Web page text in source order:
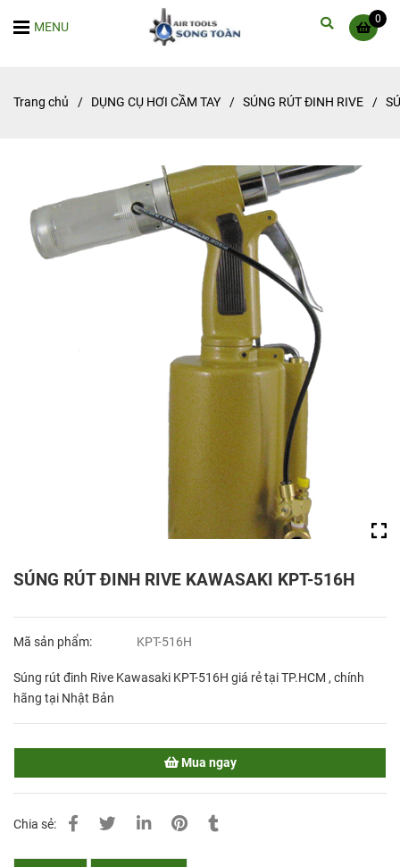
0
MENU
Trang chủ / DỤNG CỤ HƠI CẦM TAY / SÚNG RÚT ĐINH RIVE /
SÚNG RÚT ĐINH RIVE KAWASAKI KPT-516H
Mã sản phẩm: KPT-516H
Súng rút đinh Rive Kawasaki KPT-516H giá rẻ tại TP.HCM , chính
hãng tại Nhật Bản
Mua ngay
Chia sẻ: